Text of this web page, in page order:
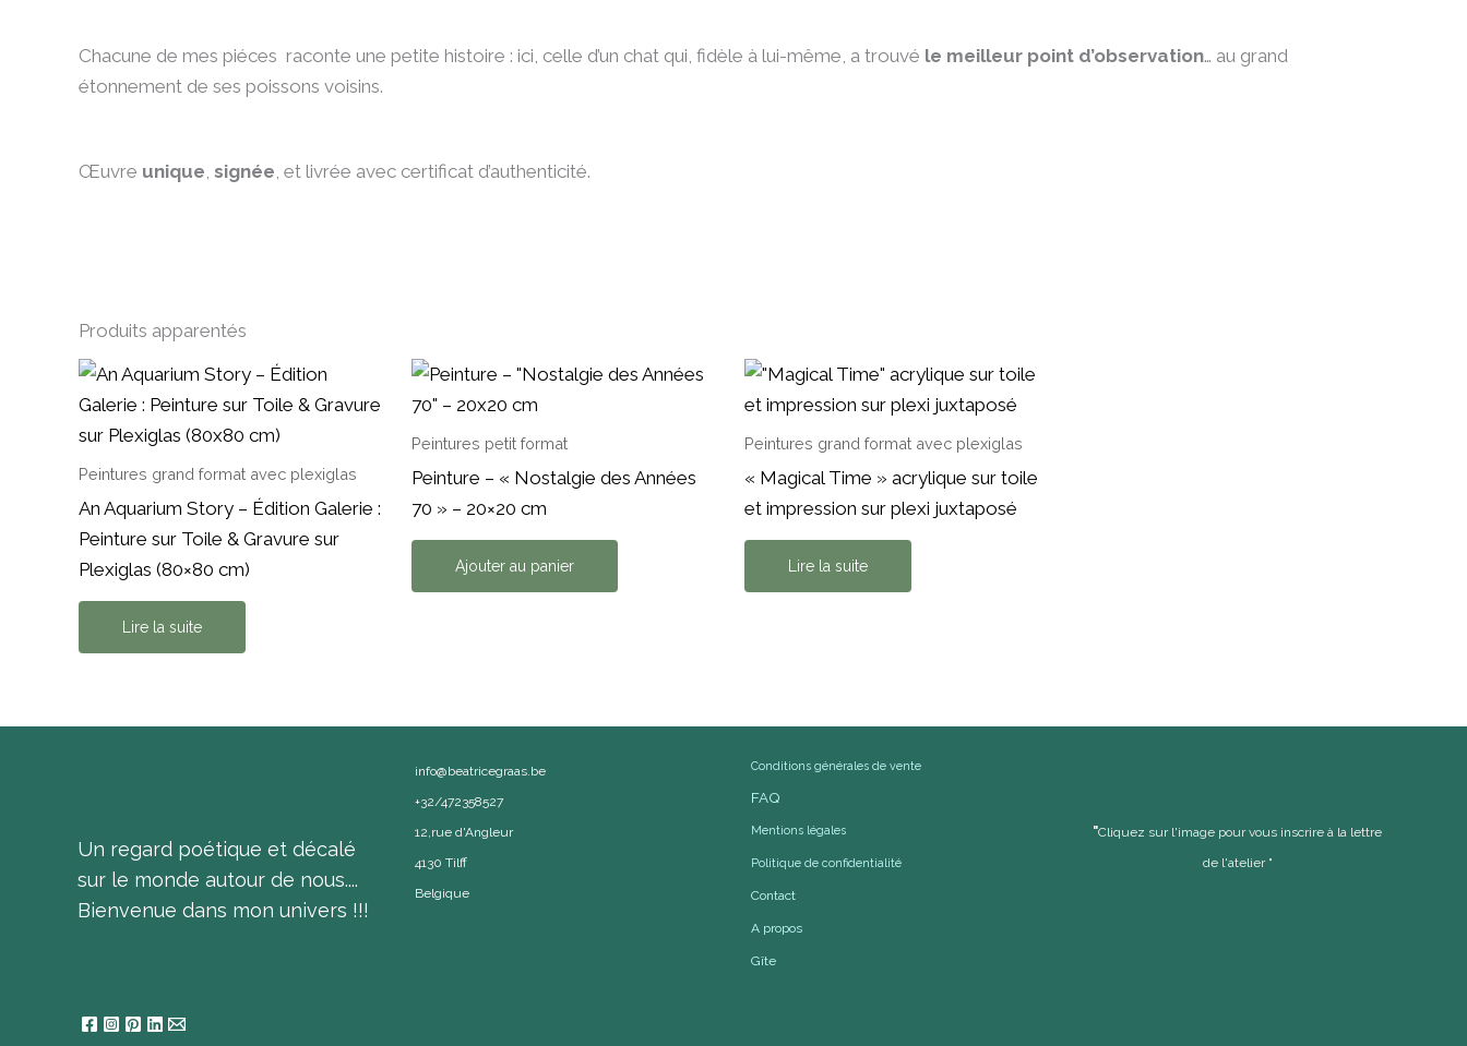
Chacune de mes piéces raconte une petite histoire : ici, celle d’un chat qui, fidèle à lui-même, a trouvé le meilleur point d’observation… au grand
étonnement de ses poissons voisins.
Œuvre unique, signée, et livrée avec certificat d’authenticité.
Produits apparentés
Peintures grand format avec plexiglas
An Aquarium Story – Édition Galerie :
Peinture sur Toile & Gravure sur
Plexiglas (80×80 cm)
Lire la suite
Peintures petit format
Peinture – « Nostalgie des Années
70 » – 20×20 cm
Ajouter au panier
Peintures grand format avec plexiglas
« Magical Time » acrylique sur toile
et impression sur plexi juxtaposé
Lire la suite
Un regard poétique et décalé
sur le monde autour de nous....
Bienvenue dans mon univers !!!
info@beatricegraas.be
+32/472358527
12,rue d'Angleur
4130 Tilff
Belgique
Conditions générales de vente
FAQ
Mentions légales
Politique de confidentialité
Contact
A propos
Gîte
"Cliquez sur l'image pour vous inscrire à la lettre
de l'atelier "